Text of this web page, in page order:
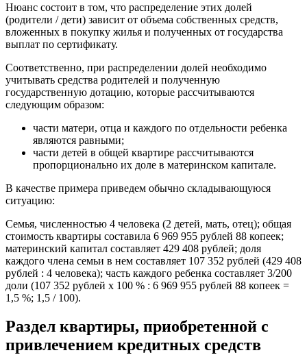
Нюанс состоит в том, что распределение этих долей
(родители / дети) зависит от объема собственных средств,
вложенных в покупку жилья и полученных от государства
выплат по сертификату.
Соответственно, при распределении долей необходимо
учитывать средства родителей и полученную
государственную дотацию, которые рассчитываются
следующим образом:
части матери, отца и каждого по отдельности ребенка
являются равными;
части детей в общей квартире рассчитываются
пропорционально их доле в материнском капитале.
В качестве примера приведем обычно складывающуюся
ситуацию:
Семья, численностью 4 человека (2 детей, мать, отец); общая
стоимость квартиры составила 6 969 955 рублей 88 копеек;
материнский капитал составляет 429 408 рублей; доля
каждого члена семьи в нем составляет 107 352 рублей (429 408
рублей : 4 человека); часть каждого ребенка составляет 3/200
доли (107 352 рублей x 100 % : 6 969 955 рублей 88 копеек =
1,5 %; 1,5 / 100).
Раздел квартиры, приобретенной с
привлечением кредитных средств